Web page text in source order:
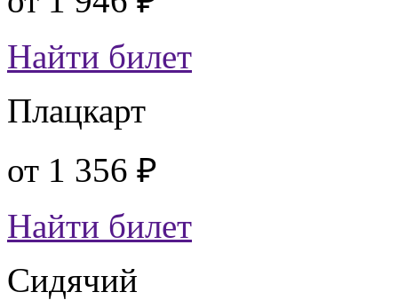
Найти билет
Плацкарт
от 1 356 ₽
Найти билет
Сидячий